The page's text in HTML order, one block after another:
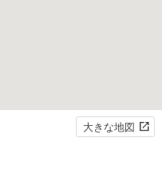
大きな地図